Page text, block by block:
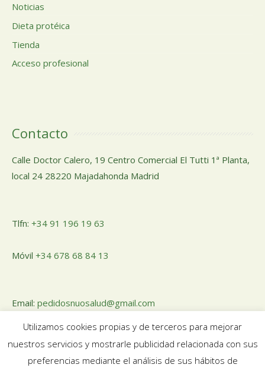
Noticias
Dieta protéica
Tienda
Acceso profesional
Contacto
Calle Doctor Calero, 19 Centro Comercial El Tutti 1ª Planta,
local 24 28220 Majadahonda Madrid
Tlfn: +34 91 196 19 63
Móvil +34 678 68 84 13
Email: pedidosnuosalud@gmail.com
Utilizamos cookies propias y de terceros para mejorar
nuestros servicios y mostrarle publicidad relacionada con sus
preferencias mediante el análisis de sus hábitos de